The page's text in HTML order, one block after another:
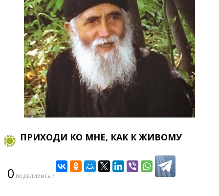
ПРИХОДИ КО МНЕ, КАК К ЖИВОМУ
0 поделились /